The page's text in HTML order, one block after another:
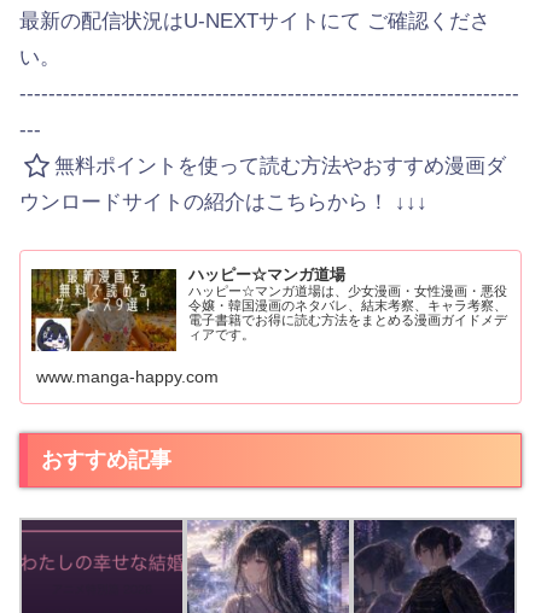
最新の配信状況はU-NEXTサイトにて ご確認くださ
い。
---------------------------------------------------------------------
---
無料ポイントを使って読む方法やおすすめ漫画ダ
ウンロードサイトの紹介はこちらから！ ↓↓↓
ハッピー☆マンガ道場
ハッピー☆マンガ道場は、少女漫画・女性漫画・悪役
令嬢・韓国漫画のネタバレ、結末考察、キャラ考察、
電子書籍でお得に読む方法をまとめる漫画ガイドメデ
ィアです。
www.manga-happy.com
おすすめ記事